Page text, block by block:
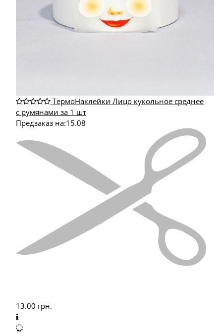
ТермоНаклейки Лицо кукольное среднее
с румянами за 1 шт
Предзаказ на:15.08
13.00 грн.